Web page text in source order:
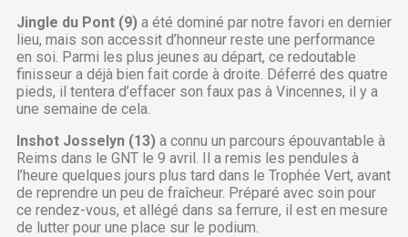
Jingle du Pont (9) a été dominé par notre favori en dernier
lieu, mais son accessit d’honneur reste une performance
en soi. Parmi les plus jeunes au départ, ce redoutable
finisseur a déjà bien fait corde à droite. Déferré des quatre
pieds, il tentera d’effacer son faux pas à Vincennes, il y a
une semaine de cela.
Inshot Josselyn (13) a connu un parcours épouvantable à
Reims dans le GNT le 9 avril. Il a remis les pendules à
l’heure quelques jours plus tard dans le Trophée Vert, avant
de reprendre un peu de fraîcheur. Préparé avec soin pour
ce rendez-vous, et allégé dans sa ferrure, il est en mesure
de lutter pour une place sur le podium.